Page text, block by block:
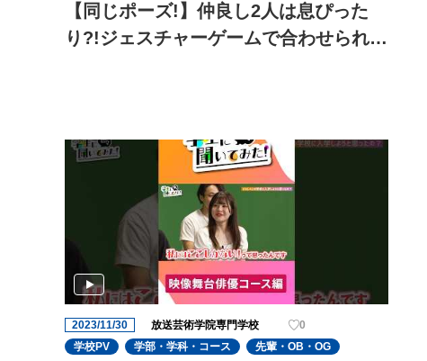
【同じポーズ!】仲良し2人は息ぴった
り?!ジェスチャーゲームで合わせられる
2023/11/30 放送芸術学院専門学校
0
学校PV
学部・学科・コース 先輩・OB・OG